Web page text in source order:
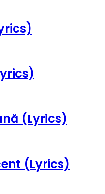
(Lyrics)
(Lyrics)